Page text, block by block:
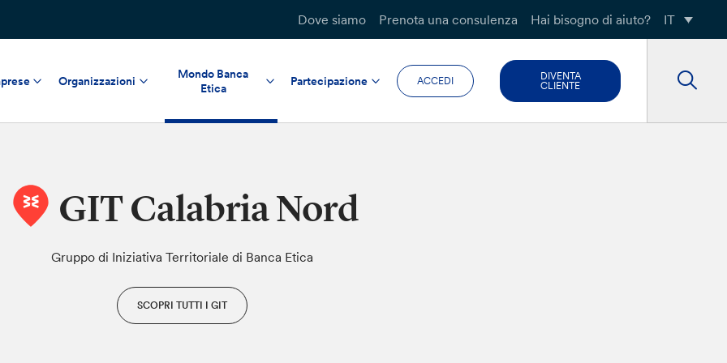
Dove siamo Prenota una consulenza Hai bisogno di aiuto? IT
Organizzazioni
Mondo Banca
Etica
Partecipazione ACCEDI
DIVENTA
CLIENTE
GIT Calabria Nord
Gruppo di Iniziativa Territoriale di Banca Etica
SCOPRI TUTTI I GIT